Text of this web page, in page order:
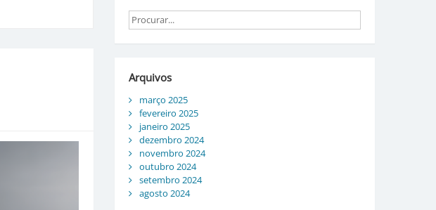
Arquivos
março 2025
fevereiro 2025
janeiro 2025
dezembro 2024
novembro 2024
outubro 2024
setembro 2024
agosto 2024